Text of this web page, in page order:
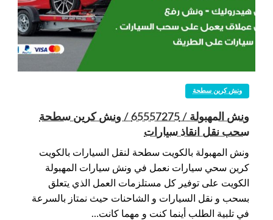
ونش كرين سطحة
ونش المهبولة / 65557275 / ونش كرين سطحة
سحب نقل انقاذ سيارات
ونش المهبولة بالكويت سطحة لنقل السيارات بالكويت
كرين سحي سيارات نعمل في ونش سيارات المهبولة
الكويت على توفير كل مستلزمات العمل الذي يتعلق
بسحب و نقل السيارات و الشاحنات حيث نمتاز بالسرعة
في تلبية الطلب أينما كنت و مهما كانت…